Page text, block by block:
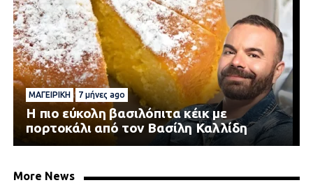
ΜΑΓΕΙΡΙΚΉ 7 μήνες ago
Η πιο εύκολη βασιλόπιτα κέικ με
πορτοκάλι από τον Βασίλη Καλλίδη
More News